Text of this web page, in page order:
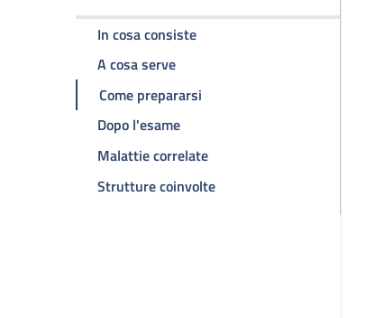
In cosa consistedella pagina TC torace
A cosa servedella pagina TC torace
Come prepararsi
Dopo l'esamedella pagina TC torace
Malattie correlatedella pagina TC torace
Strutture coinvoltedella pagina TC torace